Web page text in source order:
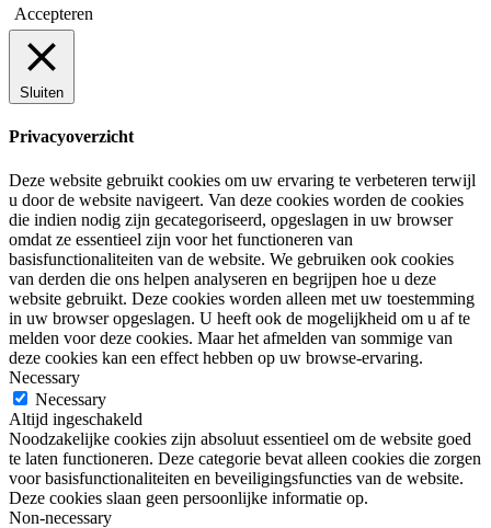
Accepteren
Sluiten
Privacyoverzicht
Deze website gebruikt cookies om uw ervaring te verbeteren terwijl
u door de website navigeert. Van deze cookies worden de cookies
die indien nodig zijn gecategoriseerd, opgeslagen in uw browser
omdat ze essentieel zijn voor het functioneren van
basisfunctionaliteiten van de website. We gebruiken ook cookies
van derden die ons helpen analyseren en begrijpen hoe u deze
website gebruikt. Deze cookies worden alleen met uw toestemming
in uw browser opgeslagen. U heeft ook de mogelijkheid om u af te
melden voor deze cookies. Maar het afmelden van sommige van
deze cookies kan een effect hebben op uw browse-ervaring.
Necessary
Necessary
Altijd ingeschakeld
Noodzakelijke cookies zijn absoluut essentieel om de website goed
te laten functioneren. Deze categorie bevat alleen cookies die zorgen
voor basisfunctionaliteiten en beveiligingsfuncties van de website.
Deze cookies slaan geen persoonlijke informatie op.
Non-necessary